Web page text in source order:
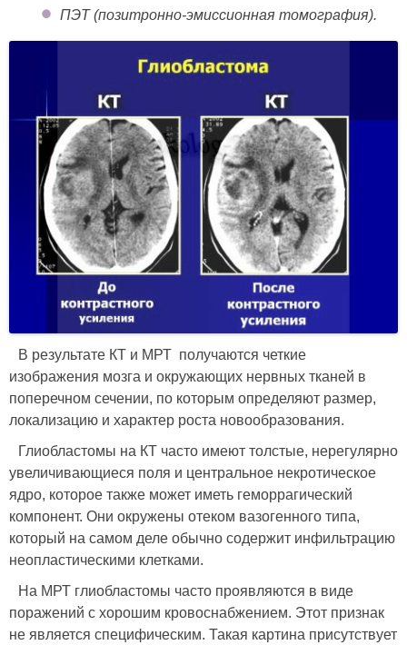
ПЭТ (позитронно-эмиссионная томография).
В результате КТ и МРТ получаются четкие
изображения мозга и окружающих нервных тканей в
поперечном сечении, по которым определяют размер,
локализацию и характер роста новообразования.
Глиобластомы на КТ часто имеют толстые, нерегулярно
увеличивающиеся поля и центральное некротическое
ядро, которое также может иметь геморрагический
компонент. Они окружены отеком вазогенного типа,
который на самом деле обычно содержит инфильтрацию
неопластическими клетками.
На МРТ глиобластомы часто проявляются в виде
поражений с хорошим кровоснабжением. Этот признак
не является специфическим. Такая картина присутствует